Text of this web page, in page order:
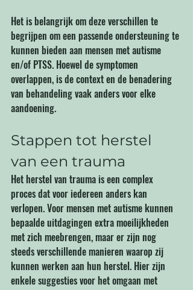
Het is belangrijk om deze verschillen te
begrijpen om een passende ondersteuning te
kunnen bieden aan mensen met autisme
en/of PTSS. Hoewel de symptomen
overlappen, is de context en de benadering
van behandeling vaak anders voor elke
aandoening.
Stappen tot herstel
van een trauma
Het herstel van trauma is een complex
proces dat voor iedereen anders kan
verlopen. Voor mensen met autisme kunnen
bepaalde uitdagingen extra moeilijkheden
met zich meebrengen, maar er zijn nog
steeds verschillende manieren waarop zij
kunnen werken aan hun herstel. Hier zijn
enkele suggesties voor het omgaan met